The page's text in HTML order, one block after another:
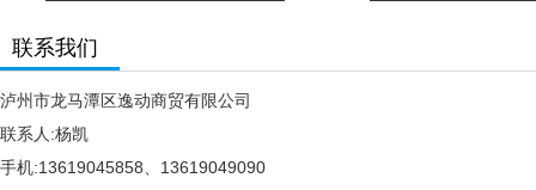
联系我们
泸州市龙马潭区逸动商贸有限公司
联系人:杨凯
手机:13619045858、13619049090